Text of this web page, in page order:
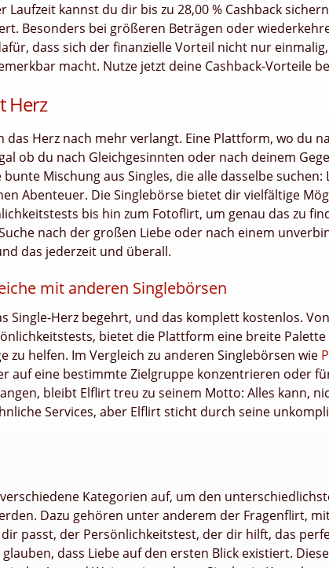
Laufzeit kannst du dir bis zu 28,00 % Cashback
Besonders bei größeren Beträgen oder
dass sich der finanzielle Vorteil nicht nur
macht. Nutze jetzt deine Cashback-Vorteile
Herz
das Herz nach mehr verlangt. Eine Plattform, wo du
ob du nach Gleichgesinnten oder nach deinem
Mischung aus Singles, die alle dasselbe suchen:
Abenteuer. Die Singlebörse bietet dir vielfältige
bis hin zum Fotoflirt, um genau das zu
nach der großen Liebe oder nach einem
das jederzeit und überall.
mit anderen Singlebörsen
Single-Herz begehrt, und das komplett kostenlos.
bietet die Plattform eine breite
zu helfen. Im Vergleich zu anderen Singlebörsen wie
auf eine bestimmte Zielgruppe konzentrieren oder
bleibt Elflirt treu zu seinem Motto: Alles kann,
Services, aber Elflirt sticht durch seine
Kategorien auf, um den
Dazu gehören unter anderem der Fragenflirt,
passt, der Persönlichkeitstest, der dir hilft, das
dass Liebe auf den ersten Blick existiert.